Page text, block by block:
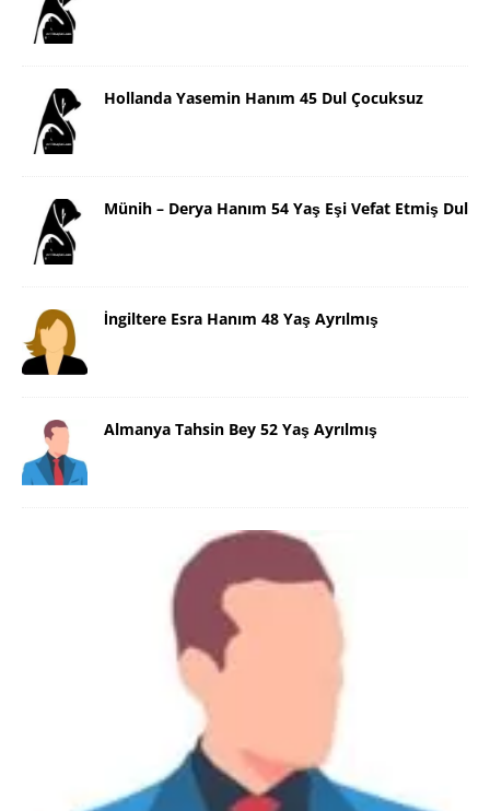
Hollanda Yasemin Hanım 45 Dul Çocuksuz
Münih – Derya Hanım 54 Yaş Eşi Vefat Etmiş Dul
İngiltere Esra Hanım 48 Yaş Ayrılmış
Almanya Tahsin Bey 52 Yaş Ayrılmış